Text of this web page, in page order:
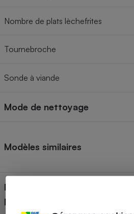
Nombre de plats lèchefrites
Tournebroche
Sonde à viande
Mode de nettoyage
Modèles similaires
Pays de fabrication (déclaré
par le fabricant)